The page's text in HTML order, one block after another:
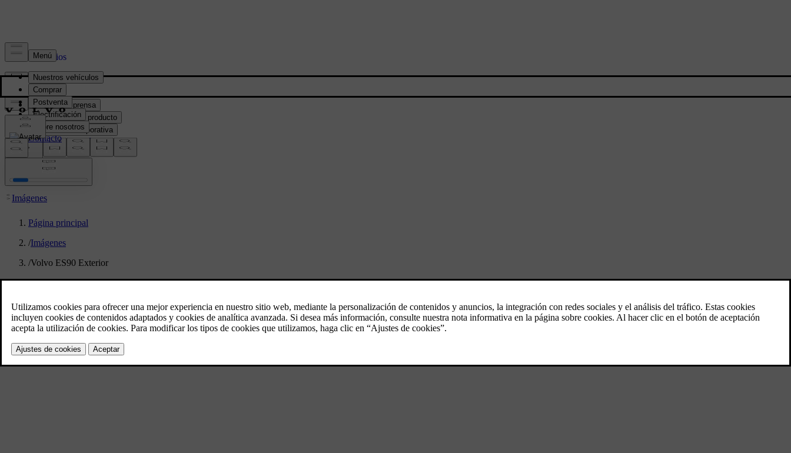
Prensa y Medios
Material de prensa
Información del producto
Información corporativa
Contacto de medios
location:
Imágenes
Página principal
/Imágenes
/Volvo ES90 Exterior